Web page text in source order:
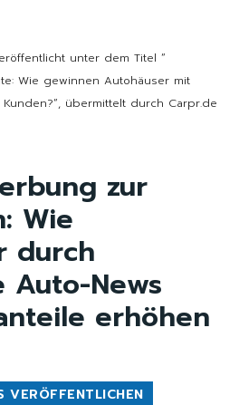
unter dem Titel “
Wie gewinnen Autohäuser mit
übermittelt durch Carpr.de
zur
Wie
durch
Auto-News
erhöhen
VERÖFFENTLICHEN